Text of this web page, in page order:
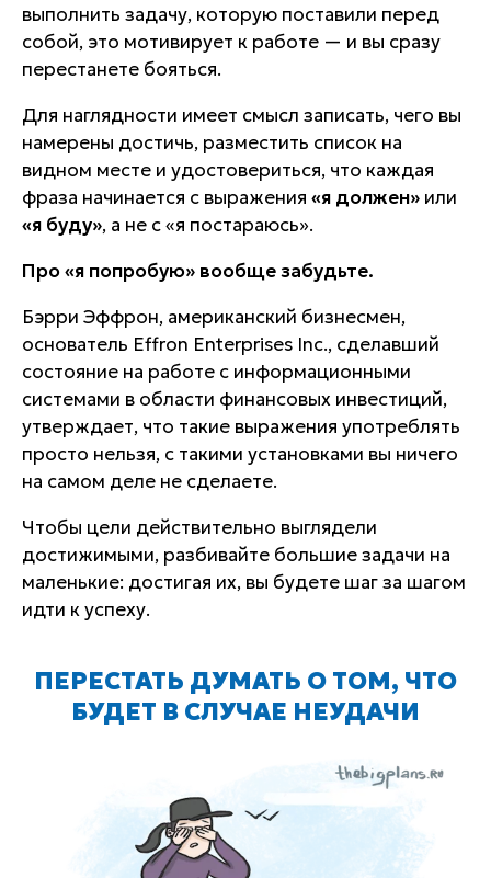
выполнить задачу, которую поставили перед
собой, это мотивирует к работе — и вы сразу
перестанете бояться.
Для наглядности имеет смысл записать, чего вы
намерены достичь, разместить список на
видном месте и удостовериться, что каждая
фраза начинается с выражения «я должен» или
«я буду», а не с «я постараюсь».
Про«я попробую» вообще забудьте.
Бэрри Эффрон, американский бизнесмен,
основатель Effron Enterprises Inc., сделавший
состояние на работе с информационными
системами в области финансовых инвестиций,
утверждает, что такие выражения употреблять
просто нельзя, с такими установками вы ничего
на самом деле не сделаете.
Чтобы цели действительно выглядели
достижимыми, разбивайте большие задачи на
маленькие: достигая их, вы будете шаг за шагом
идти к успеху.
ПЕРЕСТАТЬ ДУМАТЬ О ТОМ, ЧТО
БУДЕТ В СЛУЧАЕ НЕУДАЧИ